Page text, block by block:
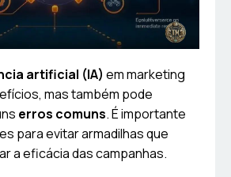
artificial (IA) em marketing
mas também pode
erros comuns. É importante
para evitar armadilhas que
a eficácia das campanhas.